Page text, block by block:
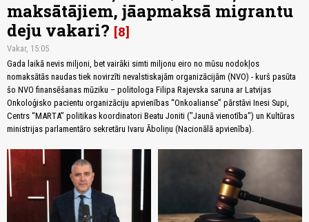
maksātājiem, jāapmaksā migrantu
deju vakari? 8
Vakar, 15:05
Gada laikā nevis miljoni, bet vairāki simti miljonu eiro no mūsu nodokļos
nomaksātās naudas tiek novirzīti nevalstiskajām organizācijām (NVO) - kurš pasūta
šo NVO finansēšanas mūziku – politologa Filipa Rajevska saruna ar Latvijas
Onkoloģisko pacientu organizāciju apvienības “Onkoalianse” pārstāvi Inesi Supi,
Centrs “MARTA” politikas koordinatori Beatu Joniti ("Jaunā vienotība") un Kultūras
ministrijas parlamentāro sekretāru Ivaru Āboliņu (Nacionālā apvienība).